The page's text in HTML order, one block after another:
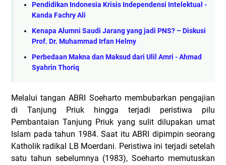
Pendidikan Indonesia Krisis Independensi Intelektual -
Kanda Fachry Ali
Kenapa Alumni Saudi Jarang yang jadi PNS? – Diskusi
Prof. Dr. Muhammad Irfan Helmy
Perbedaan Makna dan Maksud dari Ulil Amri - Ahmad
Syahrin Thoriq
Melalui tangan ABRI Soeharto membubarkan pengajian
di Tanjung Priuk hingga terjadi peristiwa pilu
Pembantaian Tanjung Priuk yang sulit dilupakan umat
Islam pada tahun 1984. Saat itu ABRI dipimpin seorang
Katholik radikal LB Moerdani. Peristiwa ini terjadi setelah
satu tahun sebelumnya (1983), Soeharto memutuskan